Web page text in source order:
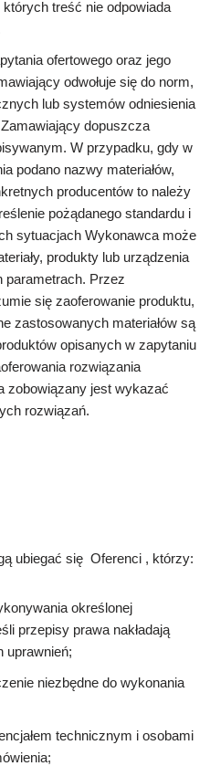
treść nie odpowiada
ofertowego oraz jego
odwołuje się do norm,
lub systemów odniesienia
dopuszcza
W przypadku, gdy w
podano nazwy materiałów,
producentów to należy
pożądanego standardu i
sytuacjach Wykonawca może
produkty lub urządzenia
parametrach. Przez
się zaoferowanie produktu,
zastosowanych materiałów są
opisanych w zapytaniu
rozwiązania
zobowiązany jest wykazać
rozwiązań.
ubiegać się Oferenci , którzy:
określonej
przepisy prawa nakładają
uprawnień;
niezbędne do wykonania
technicznym i osobami